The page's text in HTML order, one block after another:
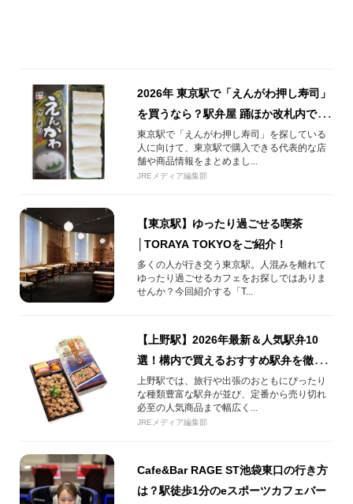
2026年 東京駅で「えんがわ押し寿司」
を買うなら？駅弁屋 踊ほか改札内で買
える場所まとめ
東京駅で「えんがわ押し寿司」を探している
人に向けて、東京駅で購入できる代表的な店
舗や商品情報をまとめまし...
JREメディア編集部
【東京駅】ゆったり過ごせる喫茶
│TORAYA TOKYOをご紹介！
多くの人が行き交う東京駅。人混みを離れて
ゆったり過ごせるカフェをお探しではありま
せんか？今回紹介する「T...
【上野駅】2026年最新＆人気駅弁10
選！構内で買えるおすすめ駅弁を徹底
紹介！
上野駅では、旅行や出張のおともにぴったり
な種類豊富な駅弁が並び、定番から売り切れ
必至の人気商品まで幅広く...
JREメディア編集部
Cafe&Bar RAGE ST池袋東口の行き方
は？駅徒歩1分のeスポーツカフェバー